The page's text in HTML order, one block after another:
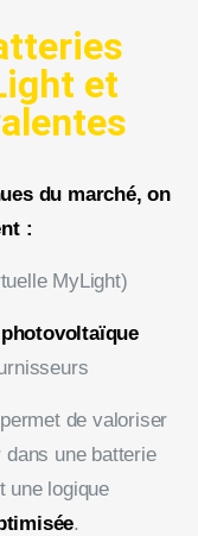
et
du marché, on
:
MyLight)
de valoriser
une batterie
une logique
.